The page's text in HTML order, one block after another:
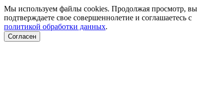
Мы используем файлы cookies. Продолжая просмотр, вы
подтверждаете свое совершеннолетие и соглашаетесь с
политикой обработки данных.
Согласен